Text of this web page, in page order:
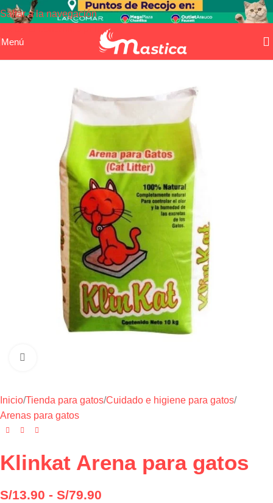
Saltar a la navegación
Saltar al contenido principal
Menú
Inicio/Tienda para gatos/Cuidado e higiene para gatos/
Arenas para gatos
Klinkat Arena para gatos
S/13.90 - S/79.90